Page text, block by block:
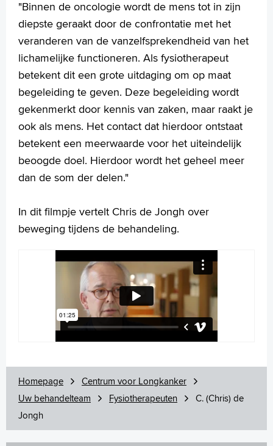
"Binnen de oncologie wordt de mens tot in zijn
diepste geraakt door de confrontatie met het
veranderen van de vanzelfsprekendheid van het
lichamelijke functioneren. Als fysiotherapeut
betekent dit een grote uitdaging om op maat
begeleiding te geven. Deze begeleiding wordt
gekenmerkt door kennis van zaken, maar raakt je
ook als mens. Het contact dat hierdoor ontstaat
betekent een meerwaarde voor het uiteindelijk
beoogde doel. Hierdoor wordt het geheel meer
dan de som der delen."
In dit filmpje vertelt Chris de Jongh over
beweging tijdens de behandeling.
Homepage
Centrum voor Longkanker
Uw behandelteam
Fysiotherapeuten
C. (Chris) de
Jongh